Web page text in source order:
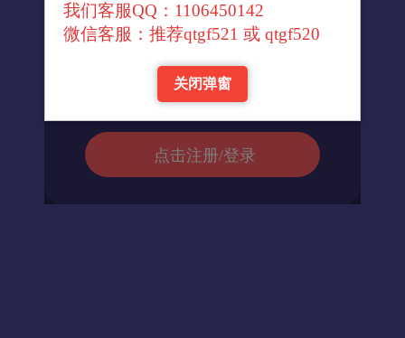
我们客服QQ：1106450142
微信客服：推荐qtgf521 或 qtgf520
关闭弹窗
进入url
返回首页
点击注册/登录